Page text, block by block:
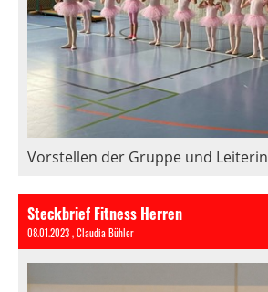
Vorstellen der Gruppe und Leiterin
Steckbrief Fitness Herren
08.01.2023, Claudia Bühler